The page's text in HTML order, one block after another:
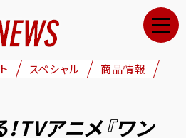
NEWS
スペシャル 商品情報
TVアニメ『ワン